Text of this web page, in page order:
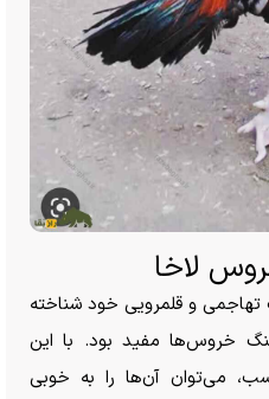
لاخا
و قلمرویی خود شناخته
خروس‌ها مفید بود. با این
می‌توان آن‌ها را به خوبی